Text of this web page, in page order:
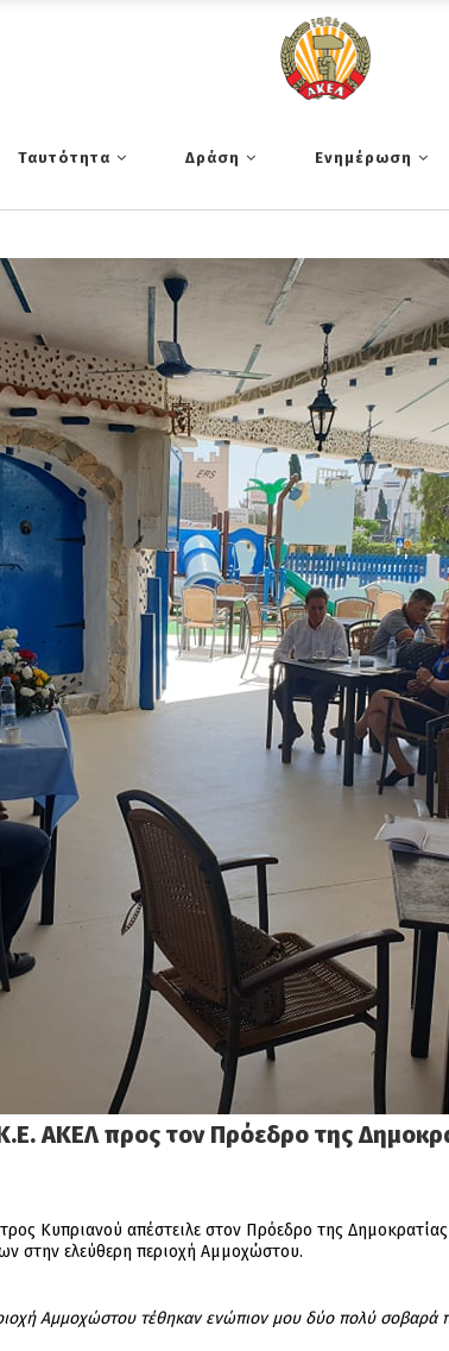
Ταυτότητα Δράση Ενημέρωση
ΑΚΕΛ προς τον Πρόεδρο της
Κυπριανού απέστειλε στον Πρόεδρο της
στην ελεύθερη περιοχή Αμμοχώστου.
Αμμοχώστου τέθηκαν ενώπιον μου δύο πολύ